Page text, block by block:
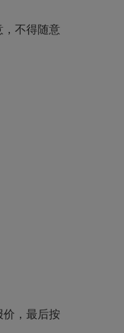
，不得随意
价，最后按